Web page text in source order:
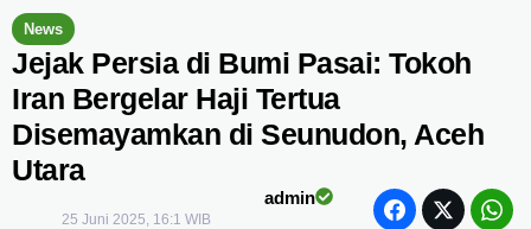
News
Jejak Persia di Bumi Pasai: Tokoh
Iran Bergelar Haji Tertua
Disemayamkan di Seunudon, Aceh
Utara
admin
25 Juni 2025, 16:1 WIB